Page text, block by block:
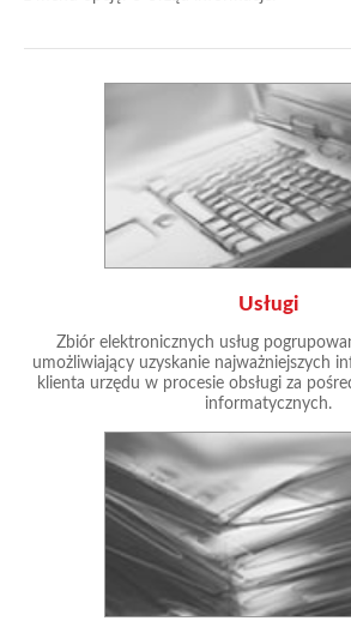
Usługi
Zbiór elektronicznych usług
umożliwiający uzyskanie najważniejszych
klienta urzędu w procesie obsługi za
informatycznych.